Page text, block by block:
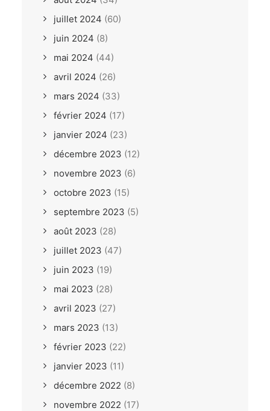
juillet 2024 (60)
juin 2024 (8)
mai 2024 (44)
avril 2024 (26)
mars 2024 (33)
février 2024 (17)
janvier 2024 (23)
décembre 2023 (12)
novembre 2023 (6)
octobre 2023 (15)
septembre 2023 (5)
août 2023 (28)
juillet 2023 (47)
juin 2023 (19)
mai 2023 (28)
avril 2023 (27)
mars 2023 (13)
février 2023 (22)
janvier 2023 (11)
décembre 2022 (8)
novembre 2022 (17)